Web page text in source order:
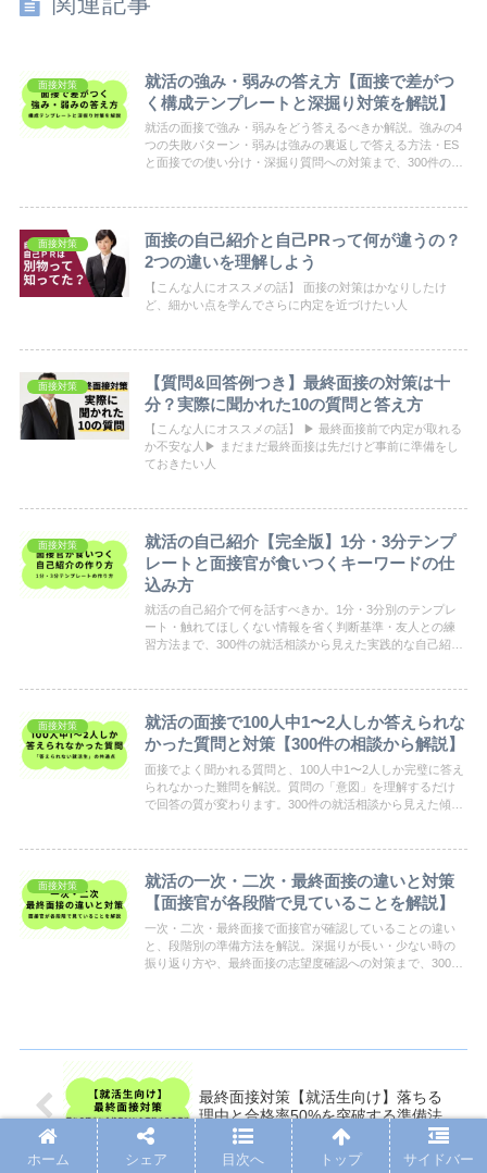
面接対策
就活の強み・弱みの答え方【面接で差がつ
く構成テンプレートと深掘り対策を解説】
就活の面接で強み・弱みをどう答えるべきか解説。強みの4
つの失敗パターン・弱みは強みの裏返しで答える方法・ES
と面接での使い分け・深掘り質問への対策まで、300件の就
面接対策
面接の自己紹介と自己PRって何が違うの？
2つの違いを理解しよう
【こんな人にオススメの話】 面接の対策はかなりしたけ
ど、細かい点を学んでさらに内定を近づけたい人
面接対策
【質問&回答例つき】最終面接の対策は十
分？実際に聞かれた10の質問と答え方
【こんな人にオススメの話】 ▶ 最終面接前で内定が取れる
か不安な人▶ まだまだ最終面接は先だけど事前に準備をし
ておきたい人
面接対策
就活の自己紹介【完全版】1分・3分テンプ
レートと面接官が食いつくキーワードの仕
込み方
就活の自己紹介で何を話すべきか。1分・3分別のテンプレ
ート・触れてほしくない情報を省く判断基準・友人との練
習方法まで、300件の就活相談から見えた実践的な自己紹介
面接対策
就活の面接で100人中1〜2人しか答えられな
かった質問と対策【300件の相談から解説】
面接でよく聞かれる質問と、100人中1〜2人しか完璧に答え
られなかった難問を解説。質問の「意図」を理解するだけ
で回答の質が変わります。300件の就活相談から見えた傾向
面接対策
就活の一次・二次・最終面接の違いと対策
【面接官が各段階で見ていることを解説】
一次・二次・最終面接で面接官が確認していることの違い
と、段階別の準備方法を解説。深掘りが長い・少ない時の
振り返り方や、最終面接の志望度確認への対策まで、300件
最終面接対策【就活生向け】落ちる
理由と合格率50%を突破する準備法
ホーム シェア 目次へ トップ サイドバー